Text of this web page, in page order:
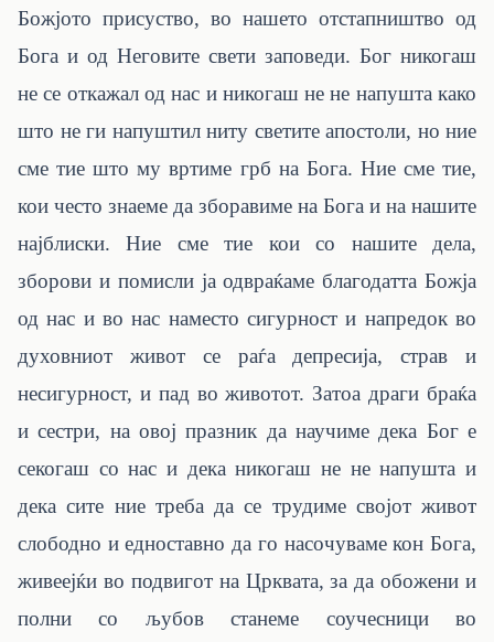
Божјото присуство, во нашето отстапништво од
Бога и од Неговите свети заповеди. Бог никогаш
не се откажал од нас и никогаш не не напушта како
што не ги напуштил ниту светите апостоли, но ние
сме тие што му вртиме грб на Бога. Ние сме тие,
кои често знаеме да зборавиме на Бога и на нашите
најблиски. Ние сме тие кои со нашите дела,
зборови и помисли ја одвраќаме благодатта Божја
од нас и во нас наместо сигурност и напредок во
духовниот живот се раѓа депресија, страв и
несигурност, и пад во животот. Затоа драги браќа
и сестри, на овој празник да научиме дека Бог е
секогаш со нас и дека никогаш не не напушта и
дека сите ние треба да се трудиме својот живот
слободно и едноставно да го насочуваме кон Бога,
живеејќи во подвигот на Црквата, за да обожени и
полни со љубов станеме соучесници во